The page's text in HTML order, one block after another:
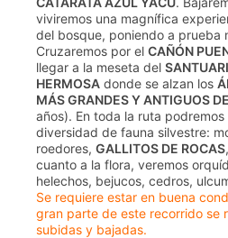
viviremos una magnífica
del bosque, poniendo a prueba
Cruzaremos por elCAÑÓN
llegar a la meseta del
HERMOSA donde se alzan los
MÁS GRANDES Y ANTIGUOS
años). En toda la ruta
diversidad de fauna silvestre:
roedores,GALLITOS DE ROCAS
cuanto a la flora, veremos
helechos, bejucos, cedros,
Se requiere estar en buena
gran parte de este recorrido se
subidas y bajadas.